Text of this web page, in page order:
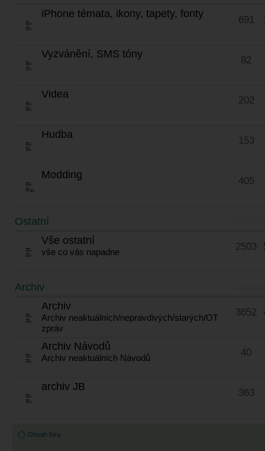
iPhone témata, ikony, tapety, fonty
691
Vyzvánění, SMS tóny
82
Videa
202
Hudba
153
Modding
405
Ostatní
Vše ostatní
vše co vás napadne 2503
Archiv
Archiv
Archiv neaktuálních/nepravdivých/starých/OT
zpráv
3652
Archiv Návodů
Archiv neaktuálních Návodů 40
archiv JB
363
Obsah fóra